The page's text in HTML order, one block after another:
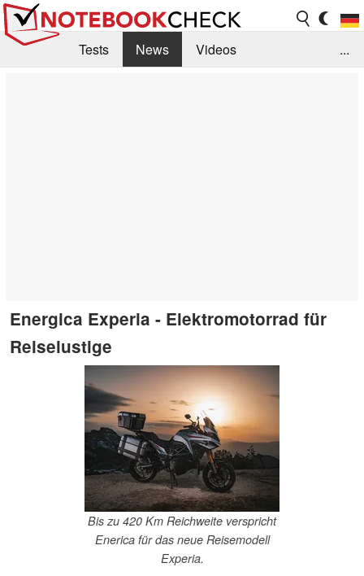
Tests News
Videos
...
Energica Experia - Elektromotorrad für
Reiselustige
Bis zu 420 Km Reichweite verspricht
Enerica für das neue Reisemodell
Experia.